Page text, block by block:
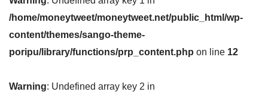
/home/moneytweet/moneytweet.net/public_html/wp-
content/themes/sango-theme-
poripu/library/functions/prp_content.php on line 12
Warning: Undefined array key 2 in